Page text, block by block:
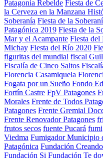
Patagonia Rebelde Fiesta de
la Cerveza en la Manzana
Soberanía Fiesta de la
Patagónica 2019 Fiesta de la
Mar y el Acampante Fiesta del
Michay Fiesta del Río 2020
figuritas del mundial fiscal
Fiscalía de Cinco Saltos
Florencia Casamiquela
Fogata por un Sueño Fondo
Fortín Castre FpV Patagones
Morales Frente de Todos
Patagones Frente Gremial
Frente Renovador Patagones
frutos secos fuente Pucará
Viedma Fumigador Municipio
Patagónica Fundación
Fundación Si Fundación Te